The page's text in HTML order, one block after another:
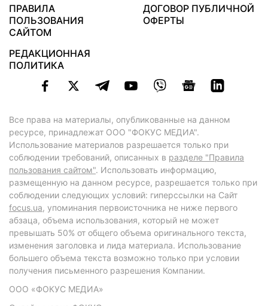
ПРАВИЛА
ПОЛЬЗОВАНИЯ
САЙТОМ
ДОГОВОР ПУБЛИЧНОЙ
ОФЕРТЫ
РЕДАКЦИОННАЯ
ПОЛИТИКА
Все права на материалы, опубликованные на данном
ресурсе, принадлежат ООО "ФОКУС МЕДИА".
Использование материалов разрешается только при
соблюдении требований, описанных в разделе "Правила
пользования сайтом". Использовать информацию,
размещенную на данном ресурсе, разрешается только при
соблюдении следующих условий: гиперссылки на Сайт
focus.ua, упоминания первоисточника не ниже первого
абзаца, объема использования, который не может
превышать 50% от общего объема оригинального текста,
изменения заголовка и лида материала. Использование
большего объема текста возможно только при условии
получения письменного разрешения Компании.
ООО «ФОКУС МЕДИА»